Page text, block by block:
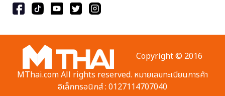
Copyright © 2016
MThai.com All rights reserved. หมายเลขทะเบียนการค้า
อิเล็กทรอนิกส์ : 0127114707040